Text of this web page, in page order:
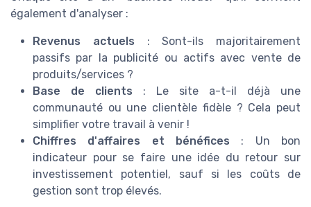
également d'analyser :
Revenus actuels : Sont-ils majoritairement
passifs par la publicité ou actifs avec vente de
produits/services ?
Base de clients : Le site a-t-il déjà une
communauté ou une clientèle fidèle ? Cela peut
simplifier votre travail à venir !
Chiffres d'affaires et bénéfices : Un bon
indicateur pour se faire une idée du retour sur
investissement potentiel, sauf si les coûts de
gestion sont trop élevés.